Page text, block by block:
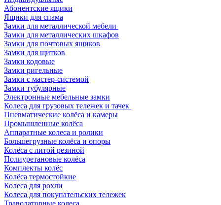
Абонентские ящики
Ящики для спама
Замки для металлической мебели
Замки для металлических шкафов
Замки для почтовых ящиков
Замки для щитков
Замки кодовые
Замки ригельные
Замки с мастер-системой
Замки тубулярные
Электронные мебельные замки
Колеса для грузовых тележек и тачек
Пневматические колёса и камеры
Промышленные колёса
Аппаратные колеса и ролики
Большегрузные колёса и опоры
Колёса с литой резиной
Полиуретановые колёса
Комплекты колёс
Колёса термостойкие
Колеса для рохли
Колеса для покупательских тележек
Траволаторные колеса